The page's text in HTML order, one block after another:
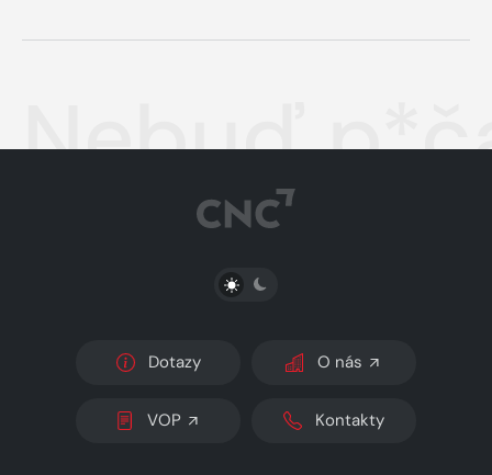
Nebuď
PŘEPNOUT SVĚTLÝ/TMAVÝ REŽIM
Dotazy O nás
VOP Kontakty